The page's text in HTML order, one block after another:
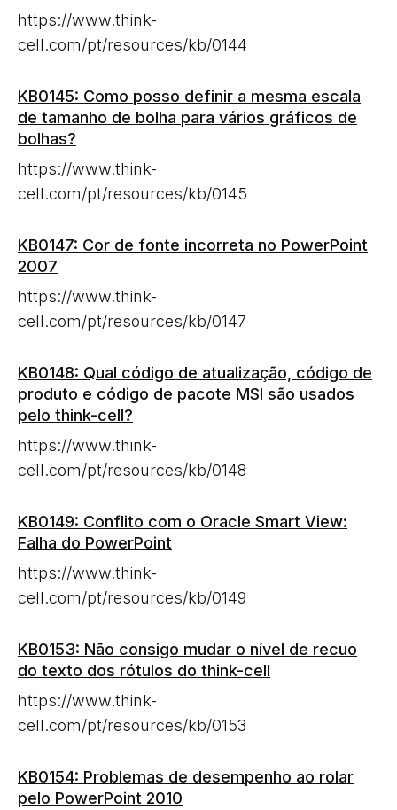
https://www.think-
cell.com/pt/resources/kb/0144
KB0145: Como posso definir a mesma escala
de tamanho de bolha para vários gráficos de
bolhas?
https://www.think-
cell.com/pt/resources/kb/0145
KB0147: Cor de fonte incorreta no PowerPoint
2007
https://www.think-
cell.com/pt/resources/kb/0147
KB0148: Qual código de atualização, código de
produto e código de pacote MSI são usados
pelo think-cell?
https://www.think-
cell.com/pt/resources/kb/0148
KB0149: Conflito com o Oracle Smart View:
Falha do PowerPoint
https://www.think-
cell.com/pt/resources/kb/0149
KB0153: Não consigo mudar o nível de recuo
do texto dos rótulos do think-cell
https://www.think-
cell.com/pt/resources/kb/0153
KB0154: Problemas de desempenho ao rolar
pelo PowerPoint 2010